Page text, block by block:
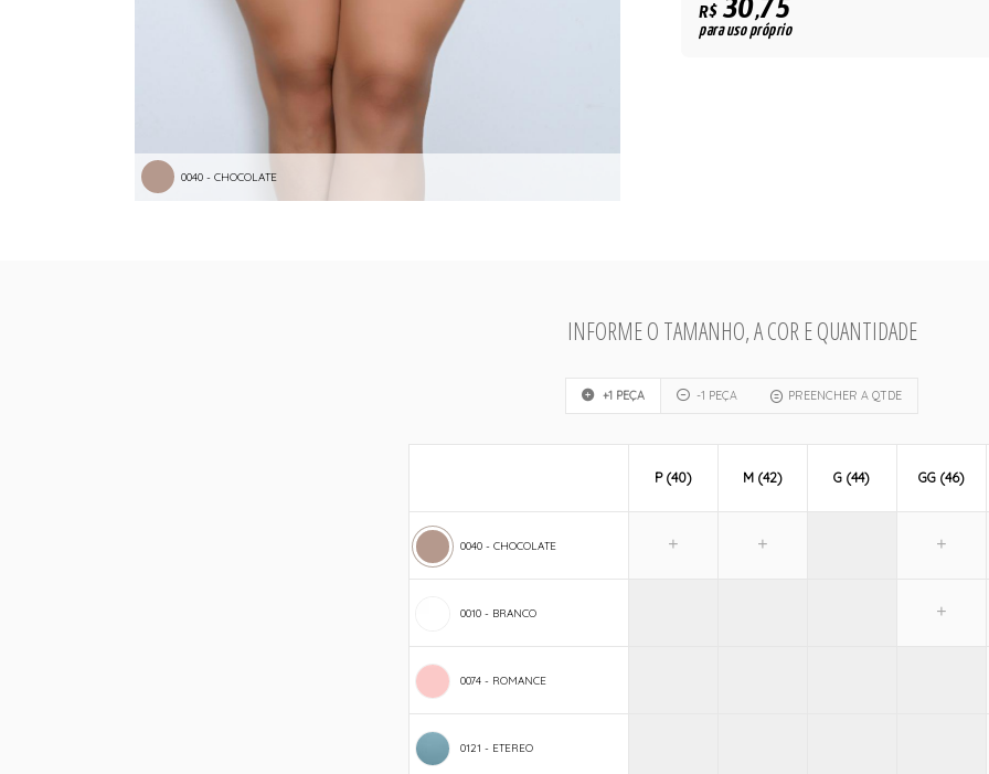
0040 - CHOCOLATE
R$30,75
para uso próprio
INFORME O TAMANHO, A COR E QUANTIDADE
+1 PEÇA -1 PEÇA PREENCHER A QTDE
0040 - CHOCOLATE
0010 - BRANCO
0074 - ROMANCE
0121 - ETEREO
P (40) M (42) G (44) GG (46)